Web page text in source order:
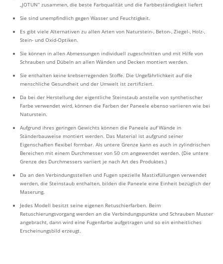
„JOTUN” zusammen, die beste Farbqualität und die Farbbeständigkeit liefert
Sie sind unempfindlich gegen Wasser und Feuchtigkeit.
Es gibt viele Alternativen zu allen Arten von Naturstein-, Beton-, Ziegel-, Holz-,
Stein- und Oxid-Optiken.
Sie können in allen Abmessungen individuell zugeschnitten und mit Hilfe von
Schrauben und Dübeln an allen Wänden und Decken montiert werden.
Sie enthalten keine krebserregenden Stoffe. Die Ungefährlichkeit auf die
menschliche Gesundheit und der Umwelt ist zertifiziert.
Da bei der Herstellung der eigentliche Steinstaub anstelle von synthetischer
Farbe verwendet wird, können die Farben der Paneele ebenso variieren wie bei
Naturstein.
Aufgrund ihres geringen Gewichts können die Paneele auf Wände in
Ständerbauweise montiert werden. Das Material ist aufgrund seiner
Eigenschaften flexibel formbar. Als untere Grenze kann es auch in zylindrischen
Bereichen mit einem Durchmesser von 50 cm angewendet werden. (Die untere
Grenze des Durchmessers variiert je nach Art des Produktes.)
Da an den Verbindungsstellen und Fugen spezielle Mastixfüllungen verwendet
werden, die Steinstaub enthalten, bilden die Paneele eine Einheit bezüglich der
Maserung.
Jedes Modell besitzt seine eigenen Retuschierfarben. Beim
Retuschierungsvorgang werden an die Verbindungspunkte und Schrauben Muster
angebracht, dann wird eine Fugenfarbe aufgetragen und so ein einheitliches
Erscheinungsbild erzeugt.